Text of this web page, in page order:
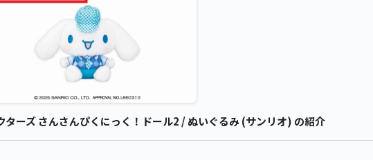
ターズ さんさんぴくにっく！ドール2 / ぬいぐるみ (サンリオ) の紹介